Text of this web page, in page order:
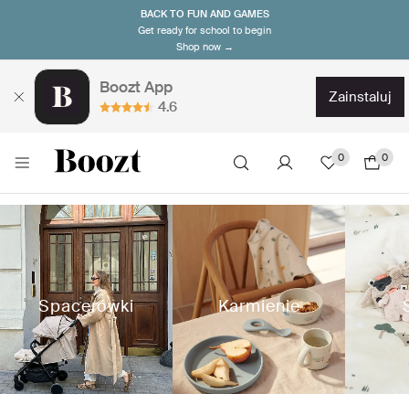
BACK TO FUN AND GAMES
Get ready for school to begin
Shop now →
Boozt App
4.6
zainstaluj
0 0
Spacerówki Karmienie